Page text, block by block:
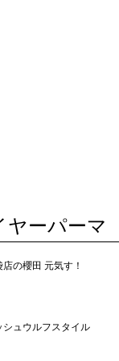
ヤーパーマ
店の櫻田 元気す！
シュウルフスタイル